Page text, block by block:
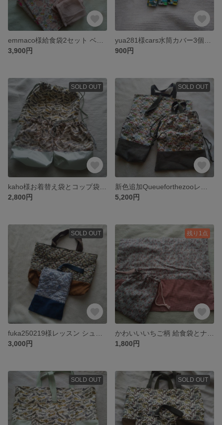
3,900円
900円
SOLD OUT
2,800円
SOLD OUT
5,200円
SOLD OUT
3,000円
残り1点
1,800円
SOLD OUT SOLD OUT